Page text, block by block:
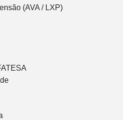
(AVA / LXP)